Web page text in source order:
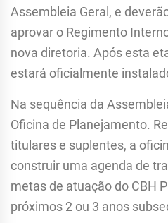
Assembleia Geral, e
aprovar o Regimento
nova diretoria. Após esta
estará oficialmente
Na sequência da
Oficina de Planejamento.
titulares e suplentes, a
construir uma agenda de
metas de atuação do CBH
próximos 2 ou 3 anos